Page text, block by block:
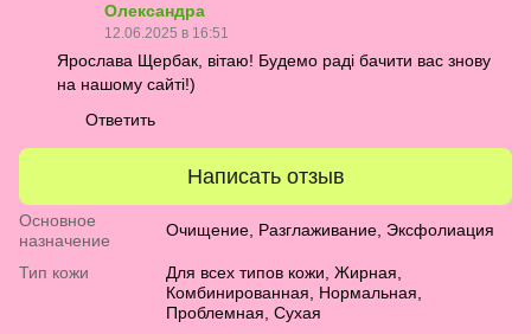
Олександра
12.06.2025 в 16:51
Ярослава Щербак, вітаю! Будемо раді бачити вас знову
на нашому сайті!)
Ответить
Написать отзыв
Основное
назначение
Очищение, Разглаживание, Эксфолиация
Тип кожи Для всех типов кожи, Жирная,
Комбинированная, Нормальная,
Проблемная, Сухая